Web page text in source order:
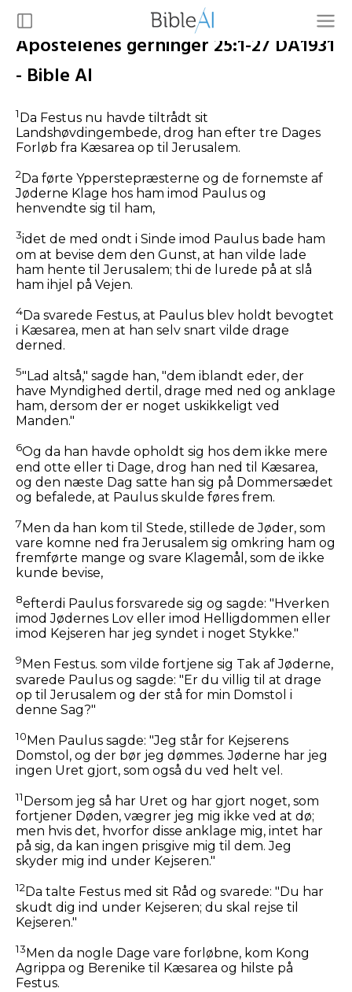
Apostelenes gerninger 25:1-27 DA1931
- Bible AI
1Da Festus nu havde tiltrådt sit
Landshøvdingembede, drog han efter tre Dages
Forløb fra Kæsarea op til Jerusalem.
2 Da førte Ypperstepræsterne og de fornemste af
Jøderne Klage hos ham imod Paulus og
henvendte sig til ham,
3idet de med ondt i Sinde imod Paulus bade ham
om at bevise dem den Gunst, at han vilde lade
ham hente til Jerusalem; thi de lurede på at slå
ham ihjel på Vejen.
4Da svarede Festus, at Paulus blev holdt bevogtet
i Kæsarea, men at han selv snart vilde drage
derned.
5"Lad altså," sagde han, "dem iblandt eder, der
have Myndighed dertil, drage med ned og anklage
ham, dersom der er noget uskikkeligt ved
Manden."
6Og da han havde opholdt sig hos dem ikke mere
end otte eller ti Dage, drog han ned til Kæsarea,
og den næste Dag satte han sig på Dommersædet
og befalede, at Paulus skulde føres frem.
7Men da han kom til Stede, stillede de Jøder, som
vare komne ned fra Jerusalem sig omkring ham og
fremførte mange og svare Klagemål, som de ikke
kunde bevise,
8efterdi Paulus forsvarede sig og sagde: "Hverken
imod Jødernes Lov eller imod Helligdommen eller
imod Kejseren har jeg syndet i noget Stykke."
9 Men Festus. som vilde fortjene sig Tak af Jøderne,
svarede Paulus og sagde: "Er du villig til at drage
op til Jerusalem og der stå for min Domstol i
denne Sag?"
10Men Paulus sagde: "Jeg står for Kejserens
Domstol, og der bør jeg dømmes. Jøderne har jeg
ingen Uret gjort, som også du ved helt vel.
11 Dersom jeg så har Uret og har gjort noget, som
fortjener Døden, vægrer jeg mig ikke ved at dø;
men hvis det, hvorfor disse anklage mig, intet har
på sig, da kan ingen prisgive mig til dem. Jeg
skyder mig ind under Kejseren."
12Da talte Festus med sit Råd og svarede: "Du har
skudt dig ind under Kejseren; du skal rejse til
Kejseren."
13Men da nogle Dage vare forløbne, kom Kong
Agrippa og Berenike til Kæsarea og hilste på
Festus.